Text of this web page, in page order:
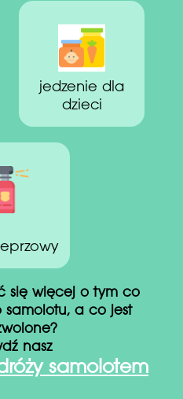
jedzenie dla
dzieci
się więcej o tym co
a co jest
nasz
samolotem